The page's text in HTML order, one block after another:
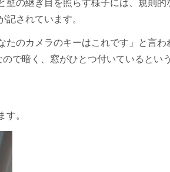
の継ぎ目を照らす様子には、規則
されています。
のカメラのキーはこれです」と言
で暗く、窓がひとつ付いていると
。